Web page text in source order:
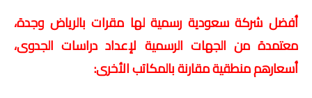
أفضل شركة سعودية رسمية لها مقرات بالرياض وجدة،
معتمدة من الجهات الرسمية لإعداد دراسات الجدوى،
أسعارهم منطقية مقارنة بالمكاتب الأخرى: